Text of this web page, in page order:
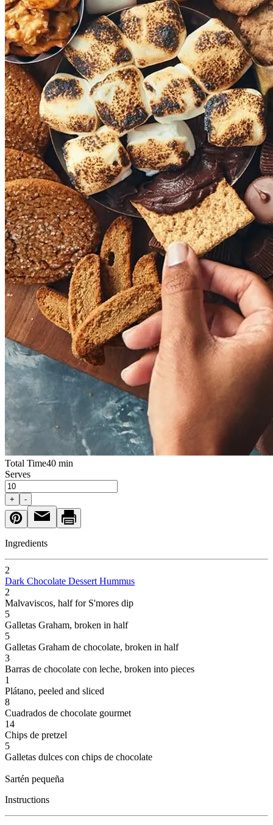
Total Time40 min
Serves
+ -
Ingredients
2
Dark Chocolate Dessert Hummus
2
Malvaviscos, half for S'mores dip
5
Galletas Graham, broken in half
5
Galletas Graham de chocolate, broken in half
3
Barras de chocolate con leche, broken into pieces
1
Plátano, peeled and sliced
8
Cuadrados de chocolate gourmet
14
Chips de pretzel
5
Galletas dulces con chips de chocolate
Sartén pequeña
Instructions